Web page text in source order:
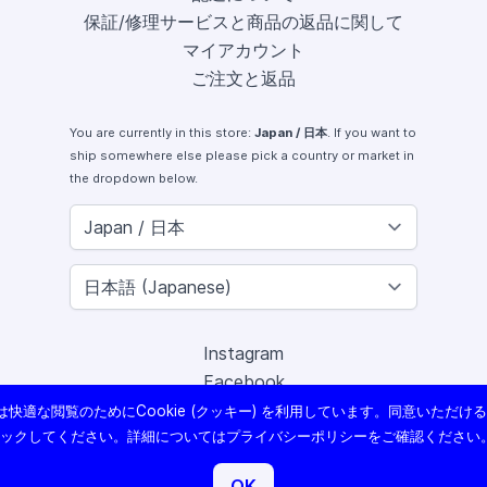
保証/修理サービスと商品の返品に関して
マイアカウント
ご注文と返品
You are currently in this store: Japan / 日本 . If you want to
ship somewhere else please pick a country or market in
the dropdown below.
Instagram
Facebook
X (Twitter)
Youtube
Lomography
快適な閲覧のためにCookie (クッキー) を利用しています。同意いただけ
ックしてください。詳細についてはプライバシーポリシーをご確認ください